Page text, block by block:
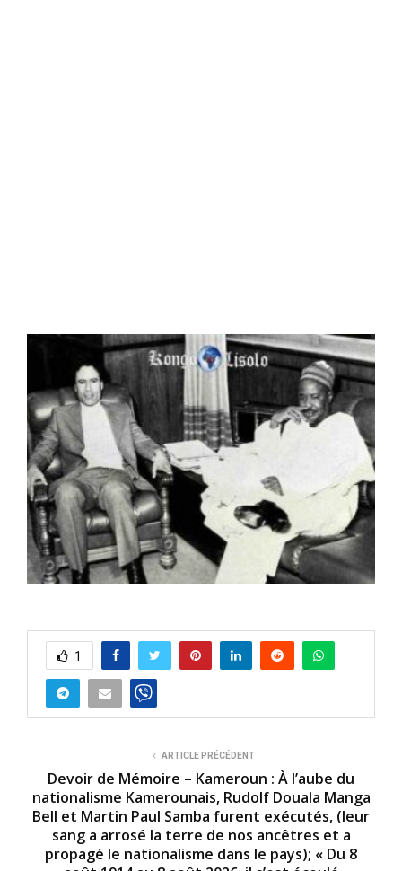
1
ARTICLE PRÉCÉDENT
Devoir de Mémoire – Kameroun : À l’aube du
nationalisme Kamerounais, Rudolf Douala Manga
Bell et Martin Paul Samba furent exécutés, (leur
sang a arrosé la terre de nos ancêtres et a
propagé le nationalisme dans le pays); « Du 8